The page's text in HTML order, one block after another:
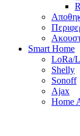
Smart Home
LoRa/
Shelly
Sonoff
Ajax
Home